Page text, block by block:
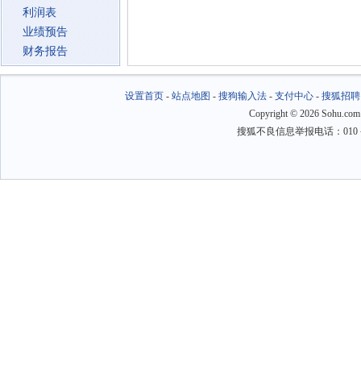
利润表
业绩预告
财务报告
设置首页- 站点地图 - 搜狗输入法- 支付中心- 搜狐招聘
Copyright © 2026
搜狐不良信息举报电话：010